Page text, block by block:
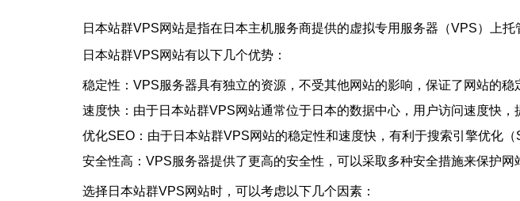
日本站群VPS网站是指在日本主机服务商提供的虚拟专用服务器（VPS）上
日本站群VPS网站有以下几个优势：
稳定性：VPS服务器具有独立的资源，不受其他网站的影响，保证了网站的稳
速度快：由于日本站群VPS网站通常位于日本的数据中心，用户访问速度快，
优化SEO：由于日本站群VPS网站的稳定性和速度快，有利于搜索引擎优化（
安全性高：VPS服务器提供了更高的安全性，可以采取多种安全措施来保护网
选择日本站群VPS网站时，可以考虑以下几个因素：